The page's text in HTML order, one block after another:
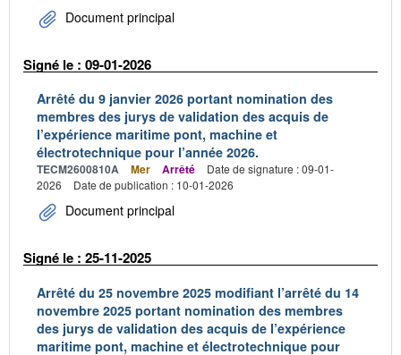
Document principal
Signé le : 09-01-2026
Arrêté du 9 janvier 2026 portant nomination des
membres des jurys de validation des acquis de
l’expérience maritime pont, machine et
électrotechnique pour l’année 2026.
TECM2600810A Mer Arrêté
Date de signature : 09-01-
2026
Date de publication : 10-01-2026
Document principal
Signé le : 25-11-2025
Arrêté du 25 novembre 2025 modifiant l’arrêté du 14
novembre 2025 portant nomination des membres
des jurys de validation des acquis de l’expérience
maritime pont, machine et électrotechnique pour